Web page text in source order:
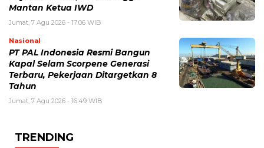
Mantan Ketua IWD
Jumat, 7 Agu 2026 - 17:06 WIB
Nasional
PT PAL Indonesia Resmi Bangun
Kapal Selam Scorpene Generasi
Terbaru, Pekerjaan Ditargetkan 8
Tahun
Jumat, 7 Agu 2026 - 16:49 WIB
TRENDING